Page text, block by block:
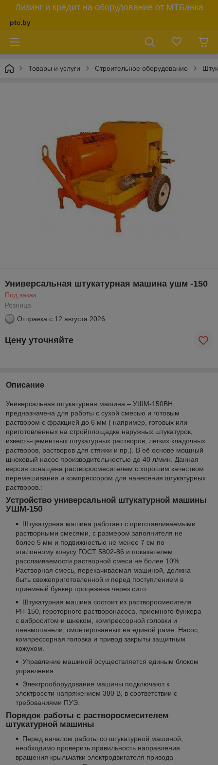
Лизинг и кредит на оборудование от МТБанка
ptc.by
Товары и услуги Строительное оборудование
Универсальная штукатурная машина ушм -150
Под заказ
Розница
Отправка с 12 августа 2026
Цену уточняйте
Описание
Универсальная штукатурная машина – УШМ-150ВН,
предназначена для работы с сухой смесью и готовым
раствором с фракцией до 6 мм ( например, готовых или
приготовленных на стройплощадке наружных штукатурок,
известь-цементных штукатурных растворов, легких кладочных
растворов, растворов для стяжки и пр.). В её основе мощный
шнековый насос производительностью до 40 л/мин. Данная
версия оснащена растворосмесителем с хорошим качеством
перемешивания и компрессором для нанесения штукатурных
растворов.:
Устройство универсальной штукатурной машины
УШМ-150
Штукатурная машина работает с приготавливаемыми
растворными смесями, с размером заполнителя не
более 5 мм и подвижностью не менее 7 см по
эталонному конусу ГОСТ 5802-86 и показателем
расслаиваемости растворной смеси не более 10%.
Растворная смесь, перекачиваемая машиной, должна
быть свежеприготовленной и перед поступлением в
приемный бункер процежена через сито.
Штукатурная машина состоит из растворосмесителя
РН-150, героторного растворонасоса, приемного бункера
с виброситом и шнеком, компрессорной головки и
пневмопанели, смонтированных на единой раме. Насос,
компрессорная головка и привод закрыты защитным
кожухом.
Управление машиной осуществляется единым блоком
управления.
Электрооборудование машины подключают к
электросети напряжением 380 В, в соответствии с
требованиями ПУЭ.
Порядок работы с растворосмесителем
штукатурной машины
Перед началом работы со штукатурной машиной,
необходимо проверить правильность направления
вращения крыльчатки электродвигателя привода